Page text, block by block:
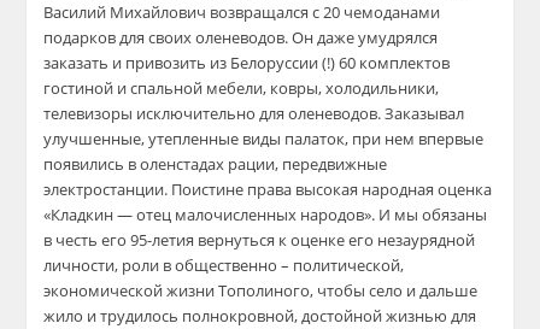
Василий Михайлович возвращался с 20 чемоданами
подарков для своих оленеводов. Он даже умудрялся
заказать и привозить из Белоруссии (!) 60 комплектов
гостиной и спальной мебели, ковры, холодильники,
телевизоры исключительно для оленеводов. Заказывал
улучшенные, утепленные виды палаток, при нем впервые
появились в оленстадах рации, передвижные
электростанции. Поистине права высокая народная оценка
«Кладкин — отец малочисленных народов». И мы обязаны
в честь его 95-летия вернуться к оценке его незаурядной
личности, роли в общественно – политической,
экономической жизни Тополиного, чтобы село и дальше
жило и трудилось полнокровной, достойной жизнью для